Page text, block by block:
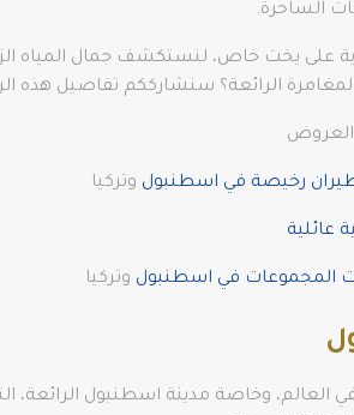
الساحرة.
على يخت خاص، لنستكشف جمال المياه
الرائعة؟ سنشارككم تفاصيل هذه
طيران رخيصة في اسطنبول وتركيا
عائلية
المجموعات في اسطنبول وتركيا
العالم، وخاصة مدينة اسطنبول الرائعة،